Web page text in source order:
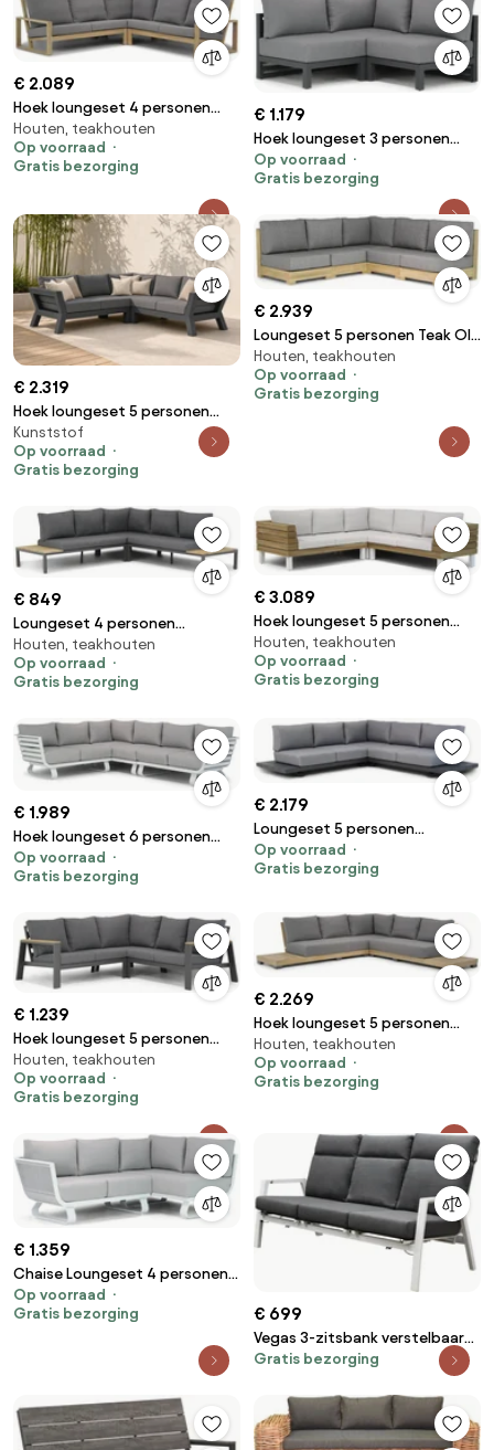
€ 2.089
Hoek loungeset 4 personen
Teak Grijs Lifestyle Garden
Furniture Pure Island
Houten, teakhouten
Op voorraad
Gratis bezorging
€ 1.179
Hoek loungeset 3 personen
Aluminium Grijs Santika
Furniture Santika Jaya
Op voorraad
Gratis bezorging
€ 2.319
Hoek loungeset 5 personen
Aluminium Grijs Santika
Furniture Santika Yovita
Kunststof
Op voorraad
Gratis bezorging
€ 2.939
Loungeset 5 personen Teak Old
teak greywash Santika
Furniture Santika
Houten, teakhouten
Op voorraad
Gratis bezorging
€ 849
Loungeset 4 personen
Aluminium/teak Grijs Lifestyle
Garden Furniture Palm Beach
Houten, teakhouten
Op voorraad
Gratis bezorging
€ 3.089
Hoek loungeset 5 personen
Teak Old teak greywash
Lifestyle Garden Furniture
Seashore
Houten, teakhouten
Op voorraad
Gratis bezorging
€ 1.989
Hoek loungeset 6 personen
Aluminium Wit Santika Furniture
Santika Sovita
Op voorraad
Gratis bezorging
€ 2.179
Loungeset 5 personen
Aluminium Grijs Santika
Furniture Santika Attico
Op voorraad
Gratis bezorging
€ 1.239
Hoek loungeset 5 personen
Aluminium Grijs Lifestyle
Garden Furniture Marietta
Houten, teakhouten
Op voorraad
Gratis bezorging
€ 2.269
Hoek loungeset 5 personen
Teak Naturel teak Lifestyle
Garden Furniture Hilton
Houten, teakhouten
Op voorraad
Gratis bezorging
€ 1.359
Chaise Loungeset 4 personen
Rope Wit Santika Furniture
Santika Corniche
Op voorraad
Gratis bezorging
€ 699
Vegas 3-zitsbank verstelbaar
aluminium wit
Gratis bezorging